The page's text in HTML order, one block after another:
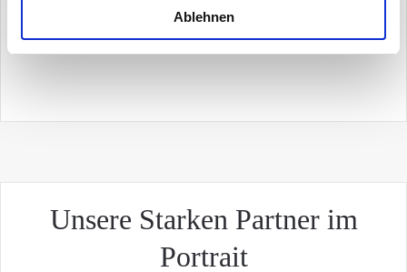
Ablehnen
Unsere Starken Partner im
Portrait